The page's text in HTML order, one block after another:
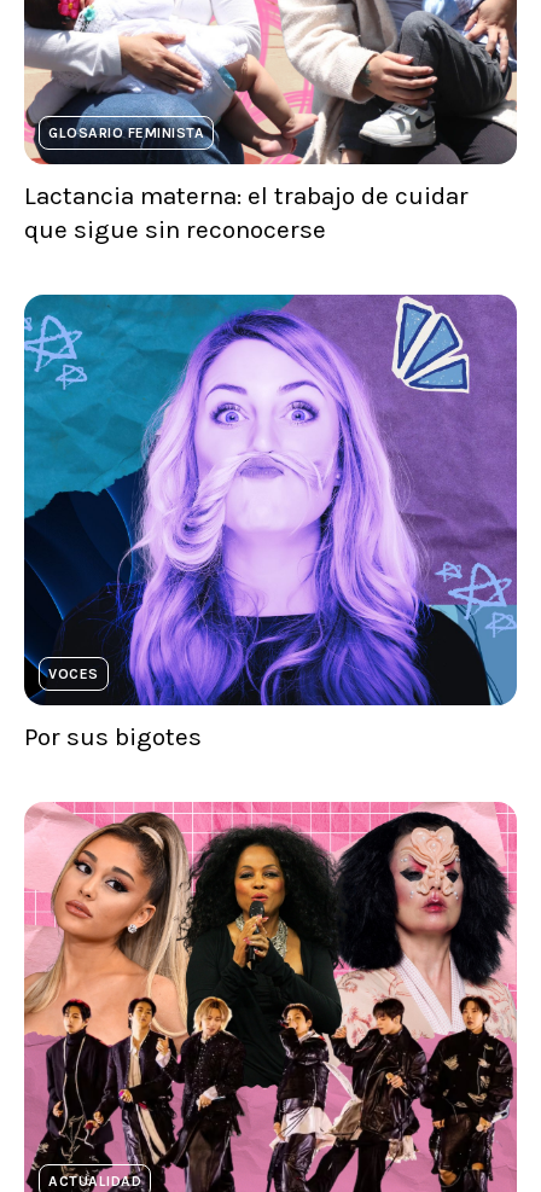
GLOSARIO FEMINISTA
Lactancia materna: el trabajo de cuidar
que sigue sin reconocerse
VOCES
Por sus bigotes
ACTUALIDAD